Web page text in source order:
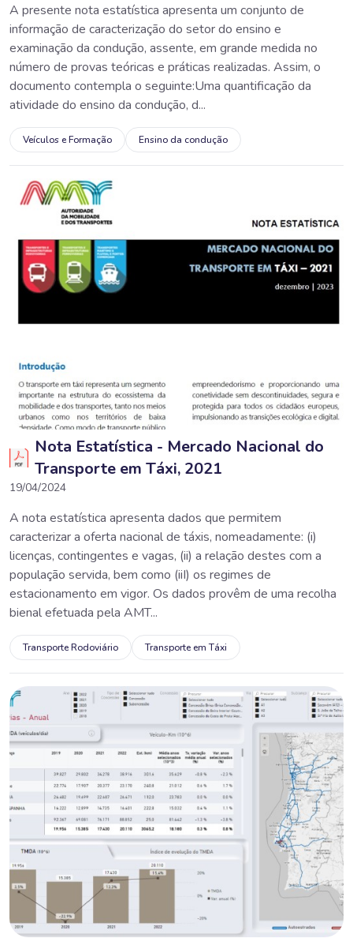
A presente nota estatística apresenta um conjunto de
informação de caracterização do setor do ensino e
examinação da condução, assente, em grande medida no
número de provas teóricas e práticas realizadas. Assim, o
documento contempla o seguinte:Uma quantificação da
atividade do ensino da condução, d...
Veículos e Formação Ensino da condução
Nota Estatística - Mercado Nacional do
Transporte em Táxi, 2021
19/04/2024
A nota estatística apresenta dados que permitem
caracterizar a oferta nacional de táxis, nomeadamente: (i)
licenças, contingentes e vagas, (ii) a relação destes com a
população servida, bem como (iiI) os regimes de
estacionamento em vigor. Os dados provêm de uma recolha
bienal efetuada pela AMT...
Transporte Rodoviário Transporte em Táxi